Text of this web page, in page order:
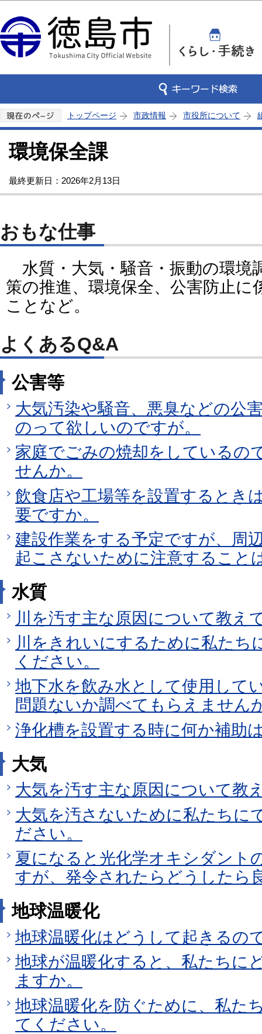
トップページ 市政情報 市役所について
環境保全課
最終更新日：2026年2月13日
おもな仕事
水質・大気・騒音・振動の環境
策の推進、環境保全、公害防止に
ことなど。
よくあるQ&A
公害等
大気汚染や騒音、悪臭などの公
のって欲しいのですが。
家庭でごみの焼却をしているの
せんか。
飲食店や工場等を設置するとき
要ですか。
建設作業をする予定ですが、周
起こさないために注意すること
水質
川を汚す主な原因について教え
川をきれいにするために私たち
ください。
地下水を飲み水として使用して
問題ないか調べてもらえません
浄化槽を設置する時に何か補助
大気
大気を汚す主な原因について教
大気を汚さないために私たちに
ださい。
夏になると光化学オキシダント
すが、発令されたらどうしたら
地球温暖化
地球温暖化はどうして起きるの
地球が温暖化すると、私たちに
ますか。
地球温暖化を防ぐために、私た
てください。